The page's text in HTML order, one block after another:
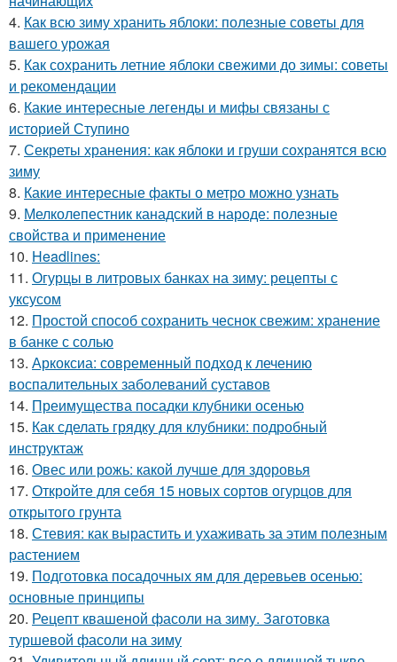
4. Как всю зиму хранить яблоки: полезные советы для
вашего урожая
5. Как сохранить летние яблоки свежими до зимы: советы
и рекомендации
6. Какие интересные легенды и мифы связаны с
историей Ступино
7. Секреты хранения: как яблоки и груши сохранятся всю
зиму
8. Какие интересные факты о метро можно узнать
9. Мелколепестник канадский в народе: полезные
свойства и применение
10. Headlines:
11. Огурцы в литровых банках на зиму: рецепты с
уксусом
12. Простой способ сохранить чеснок свежим: хранение
в банке с солью
13. Аркоксиа: современный подход к лечению
воспалительных заболеваний суставов
14. Преимущества посадки клубники осенью
15. Как сделать грядку для клубники: подробный
инструктаж
16. Овес или рожь: какой лучше для здоровья
17. Откройте для себя 15 новых сортов огурцов для
открытого грунта
18. Стевия: как вырастить и ухаживать за этим полезным
растением
19. Подготовка посадочных ям для деревьев осенью:
основные принципы
20. Рецепт квашеной фасоли на зиму. Заготовка
туршевой фасоли на зиму